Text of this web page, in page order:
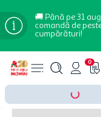
🚚 Până pe 31
comandă de
cumpărături!
0